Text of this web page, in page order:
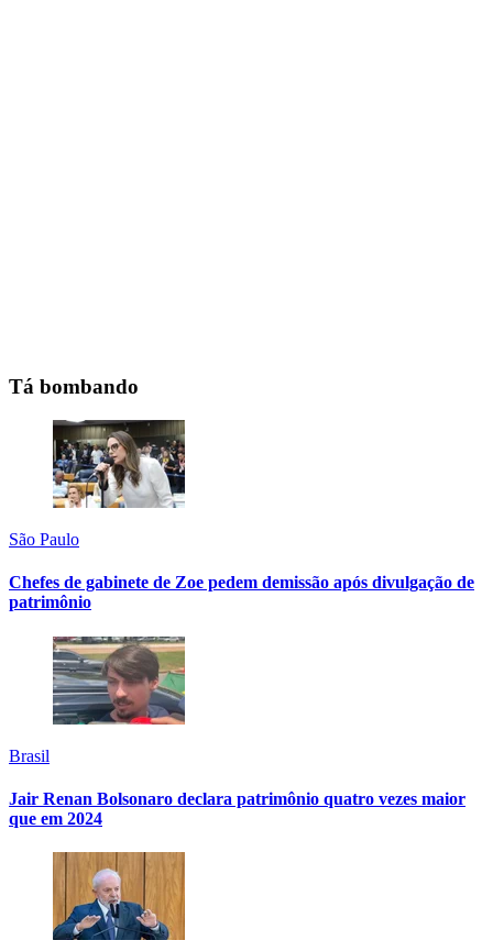
Tá bombando
São Paulo
Chefes de gabinete de Zoe pedem demissão após divulgação de
patrimônio
Brasil
Jair Renan Bolsonaro declara patrimônio quatro vezes maior
que em 2024